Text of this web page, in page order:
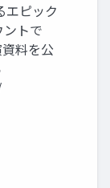
エピック
トで
料を公